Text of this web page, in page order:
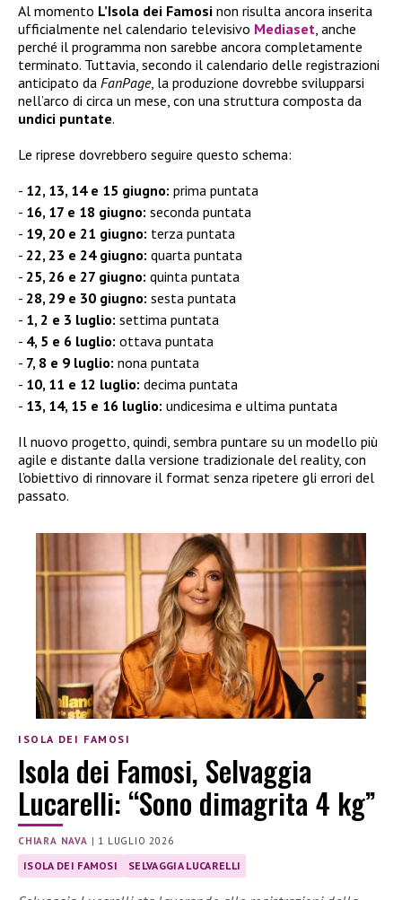
Al momento L’Isola dei Famosi non risulta ancora inserita
ufficialmente nel calendario televisivo Mediaset , anche
perché il programma non sarebbe ancora completamente
terminato. Tuttavia, secondo il calendario delle registrazioni
anticipato da FanPage, la produzione dovrebbe svilupparsi
nell’arco di circa un mese, con una struttura composta da
undici puntate.
Le riprese dovrebbero seguire questo schema:
12, 13, 14 e 15 giugno: prima puntata
16, 17 e 18 giugno: seconda puntata
19, 20 e 21 giugno: terza puntata
22, 23 e 24 giugno: quarta puntata
25, 26 e 27 giugno: quinta puntata
28, 29 e 30 giugno: sesta puntata
1, 2 e 3 luglio: settima puntata
4, 5 e 6 luglio: ottava puntata
7, 8 e 9 luglio: nona puntata
10, 11 e 12 luglio: decima puntata
13, 14, 15 e 16 luglio: undicesima e ultima puntata
Il nuovo progetto, quindi, sembra puntare su un modello più
agile e distante dalla versione tradizionale del reality, con
l’obiettivo di rinnovare il format senza ripetere gli errori del
passato.
ISOLA DEI FAMOSI
Isola dei Famosi, Selvaggia
Lucarelli: “Sono dimagrita 4 kg”
CHIARA NAVA | 1 LUGLIO 2026
ISOLA DEI FAMOSI SELVAGGIA LUCARELLI